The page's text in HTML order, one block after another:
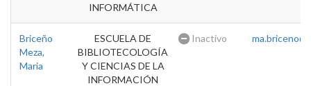
INFORMÁTICA
Briceño
Meza,
Maria
ESCUELA DE
BIBLIOTECOLOGÍA
Y CIENCIAS DE LA
INFORMACIÓN
Inactivo